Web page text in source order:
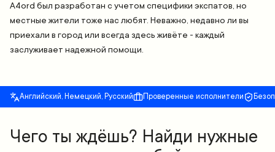
A4ord был разработан с учетом специфики экспатов, но
местные жители тоже нас любят. Неважно, недавно ли вы
приехали в город или всегда здесь живёте - каждый
заслуживает надежной помощи.
Английский, Немецкий, Русский Проверенные исполнители
Чего ты ждёшь? Найди нужные